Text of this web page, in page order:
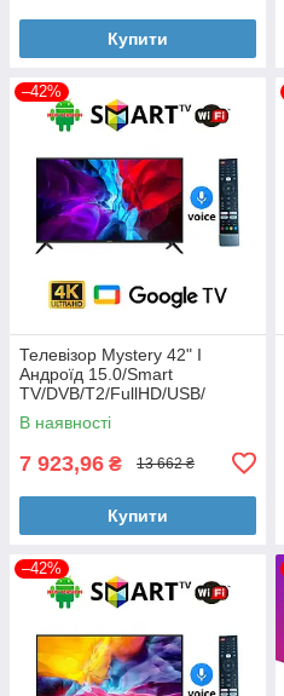
Купити
–42%
Телевізор Mystery 42" I
Андроїд 15.0/Smart
TV/DVB/T2/FullHD/USB/
(1980x1080) блютуз пульт
В наявності
7 923,96 ₴ 13 662 ₴
Купити
–42%